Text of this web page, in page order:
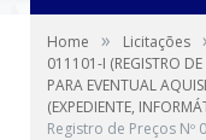
Home » Licitações
011101-I (REGISTRO
PARA EVENTUAL
(EXPEDIENTE,
Registro de Preços Nº